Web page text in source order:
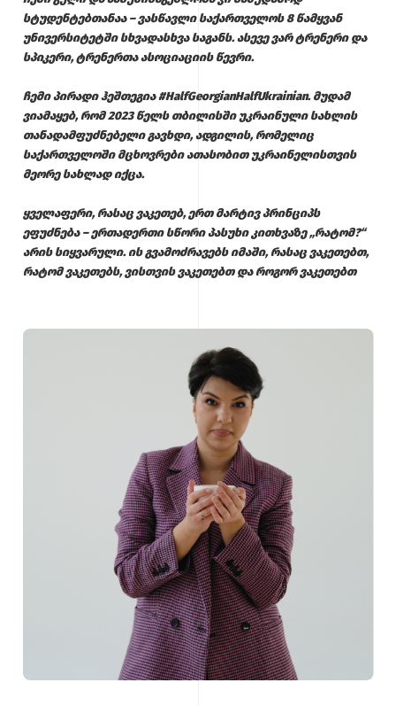
სტუდენტებთანაა – ვასწავლი საქართველოს 8 წამყვან
უნივერსიტეტში სხვადასხვა საგანს. ასევე ვარ ტრენერი და
სპიკერი, ტრენერთა ასოციაციის წევრი.
ჩემი პირადი ჰეშთეგია #HalfGeorgianHalfUkrainian. მუდამ
ვიამაყებ, რომ 2023 წელს თბილისში უკრაინული სახლის
თანადამფუძნებელი გავხდი, ადგილის, რომელიც
საქართველოში მცხოვრები ათასობით უკრაინელისთვის
მეორე სახლად იქცა.
ყველაფერი, რასაც ვაკეთებ, ერთ მარტივ პრინციპს
ეფუძნება – ერთადერთი სწორი პასუხი კითხვაზე „რატომ?“
არის სიყვარული. ის გვამოძრავებს იმაში, რასაც ვაკეთებთ,
რატომ ვაკეთებს, ვისთვის ვაკეთებთ და როგორ ვაკეთებთ